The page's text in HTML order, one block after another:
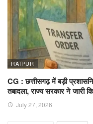
RAIPUR
CG : छत्तीसगढ़ में बड़ी
तबादला, राज्य सरकार ने जारी
July 27, 2026